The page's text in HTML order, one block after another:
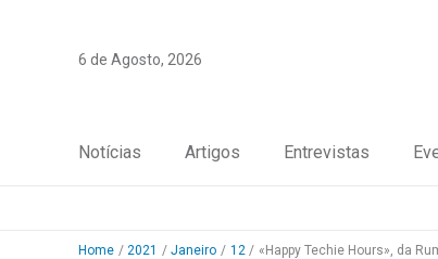
6 de Agosto, 2026
Notícias Artigos Entrevistas
Home 2021 Janeiro 12 «Happy Techie Hours», da